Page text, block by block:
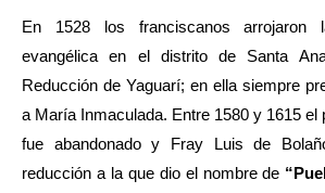
En 1528 los franciscanos arrojaron
evangélica en el distrito de Santa
Reducción de Yaguarí; en ella siempre
a María Inmaculada. Entre 1580 y 1615 el
fue abandonado y Fray Luis de
reducción a la que dio el nombre de